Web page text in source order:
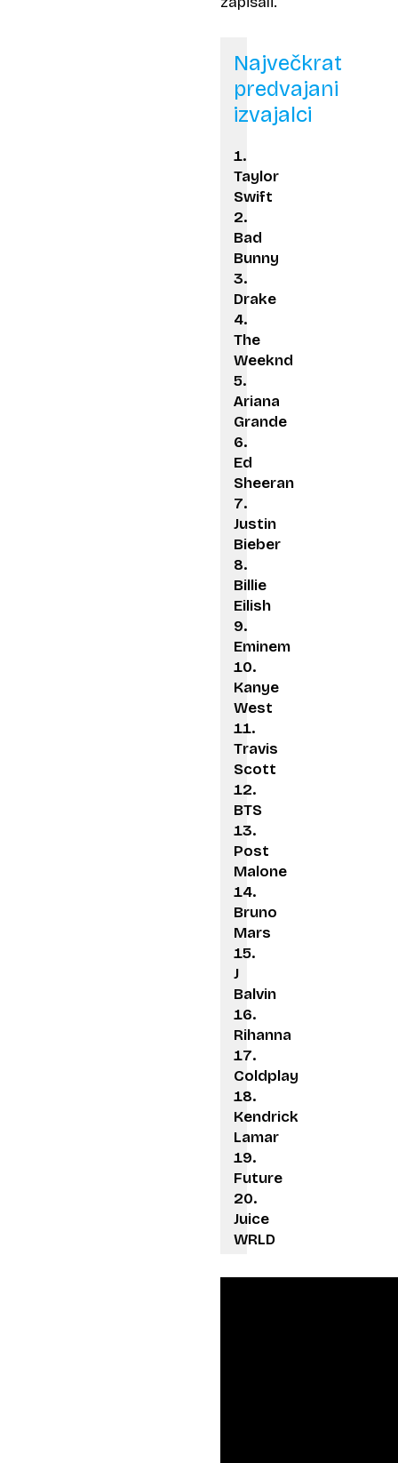
Največkrat
predvajani
izvajalci
Taylor
Swift
Bad
Bunny
Drake
The
Weeknd
Ariana
Grande
Ed
Sheeran
Justin
Bieber
Billie
Eilish
Eminem
Kanye
West
Travis
Scott
BTS
Post
Malone
Bruno
Mars
J
Balvin
Rihanna
Coldplay
Kendrick
Lamar
Future
Juice
WRLD